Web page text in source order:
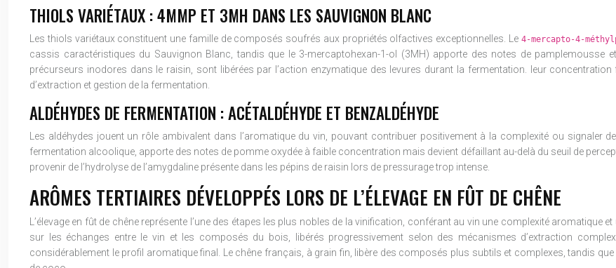
THIOLS VARIÉTAUX : 4MMP ET 3MH DANS LES SAUVIGNON BLANC
Les thiols variétaux constituent une famille de composés soufrés aux propriétés olfactives exceptionnelles. Le 4-mercapto-4-
cassis caractéristiques du Sauvignon Blanc, tandis que le 3-mercaptohexan-1-ol (3MH) apporte des notes de
précurseurs inodores dans le raisin, sont libérées par l’action enzymatique des levures durant la fermentation. leur
d’extraction et gestion de la fermentation.
ALDÉHYDES DE FERMENTATION : ACÉTALDÉHYDE ET BENZALDÉHYDE
Les aldéhydes jouent un rôle ambivalent dans l’aromatique du vin, pouvant contribuer positivement à la complexité ou signaler
fermentation alcoolique, apporte des notes de pomme oxydée à faible concentration mais devient défaillant au-delà du seuil de
provenir de l’hydrolyse de l’amygdaline présente dans les pépins de raisin lors de pressurage trop intense.
ARÔMES TERTIAIRES DÉVELOPPÉS LORS DE L’ÉLEVAGE EN FÛT DE CHÊNE
L’élevage en fût de chêne représente l’une des étapes les plus nobles de la vinification, conférant au vin une complexité aromatique
sur les échanges entre le vin et les composés du bois, libérés progressivement selon des mécanismes d’extraction
considérablement le profil aromatique final. Le chêne français, à grain fin, libère des composés plus subtils et complexes, tandis